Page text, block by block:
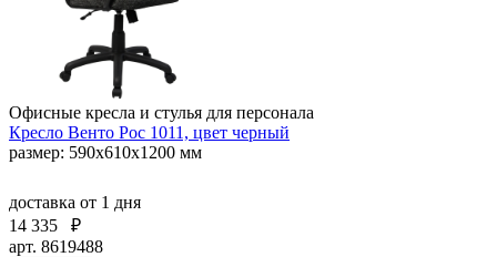
Офисные кресла и стулья для персонала
Кресло Венто Рос 1011, цвет черный
размер: 590х610х1200 мм
доставка от 1 дня
14 335
₽
арт. 8619488